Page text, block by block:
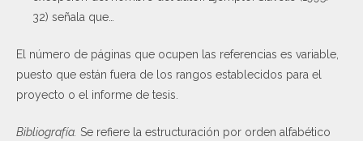
32) señala que…
El número de páginas que ocupen las referencias es variable,
puesto que están fuera de los rangos establecidos para el
proyecto o el informe de tesis.
Bibliografía. Se refiere la estructuración por orden alfabético